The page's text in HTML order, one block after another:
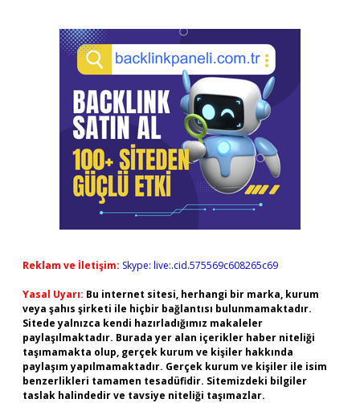
Reklam ve İletişim: Skype: live:.cid.575569c608265c69
Yasal Uyarı: Bu internet sitesi, herhangi bir marka, kurum
veya şahıs şirketi ile hiçbir bağlantısı bulunmamaktadır.
Sitede yalnızca kendi hazırladığımız makaleler
paylaşılmaktadır. Burada yer alan içerikler haber niteliği
taşımamakta olup, gerçek kurum ve kişiler hakkında
paylaşım yapılmamaktadır. Gerçek kurum ve kişiler ile isim
benzerlikleri tamamen tesadüfidir. Sitemizdeki bilgiler
taslak halindedir ve tavsiye niteliği taşımazlar.